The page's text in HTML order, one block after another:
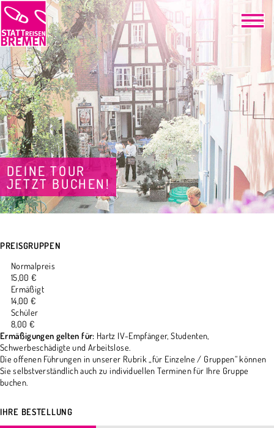
DEINE TOUR
JETZT BUCHEN!
PREISGRUPPEN
Normalpreis
15,00 €
Ermäßigt
14,00 €
Schüler
8,00 €
Ermäßigungen gelten für: Hartz IV-Empfänger, Studenten,
Schwerbeschädigte und Arbeitslose.
Die offenen Führungen in unserer Rubrik „für Einzelne / Gruppen“ können
Sie selbstverständlich auch zu individuellen Terminen für Ihre Gruppe
buchen.
IHRE BESTELLUNG